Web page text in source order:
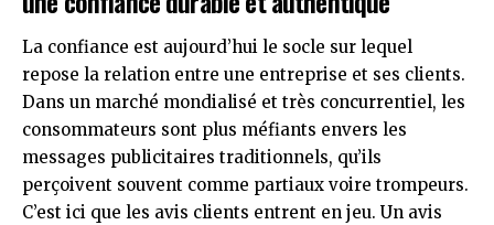
La confiance est aujourd’hui le socle sur lequel
repose la relation entre une entreprise et ses clients.
Dans un marché mondialisé et très concurrentiel, les
consommateurs sont plus méfiants envers les
messages publicitaires traditionnels, qu’ils
perçoivent souvent comme partiaux voire trompeurs.
C’est ici que les avis clients entrent en jeu. Un avis